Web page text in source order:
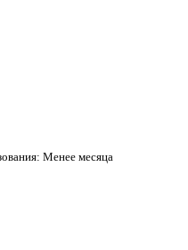
Менее месяца